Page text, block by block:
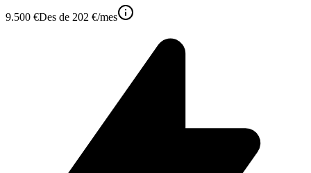
9.500 €Des de 202 €/mes